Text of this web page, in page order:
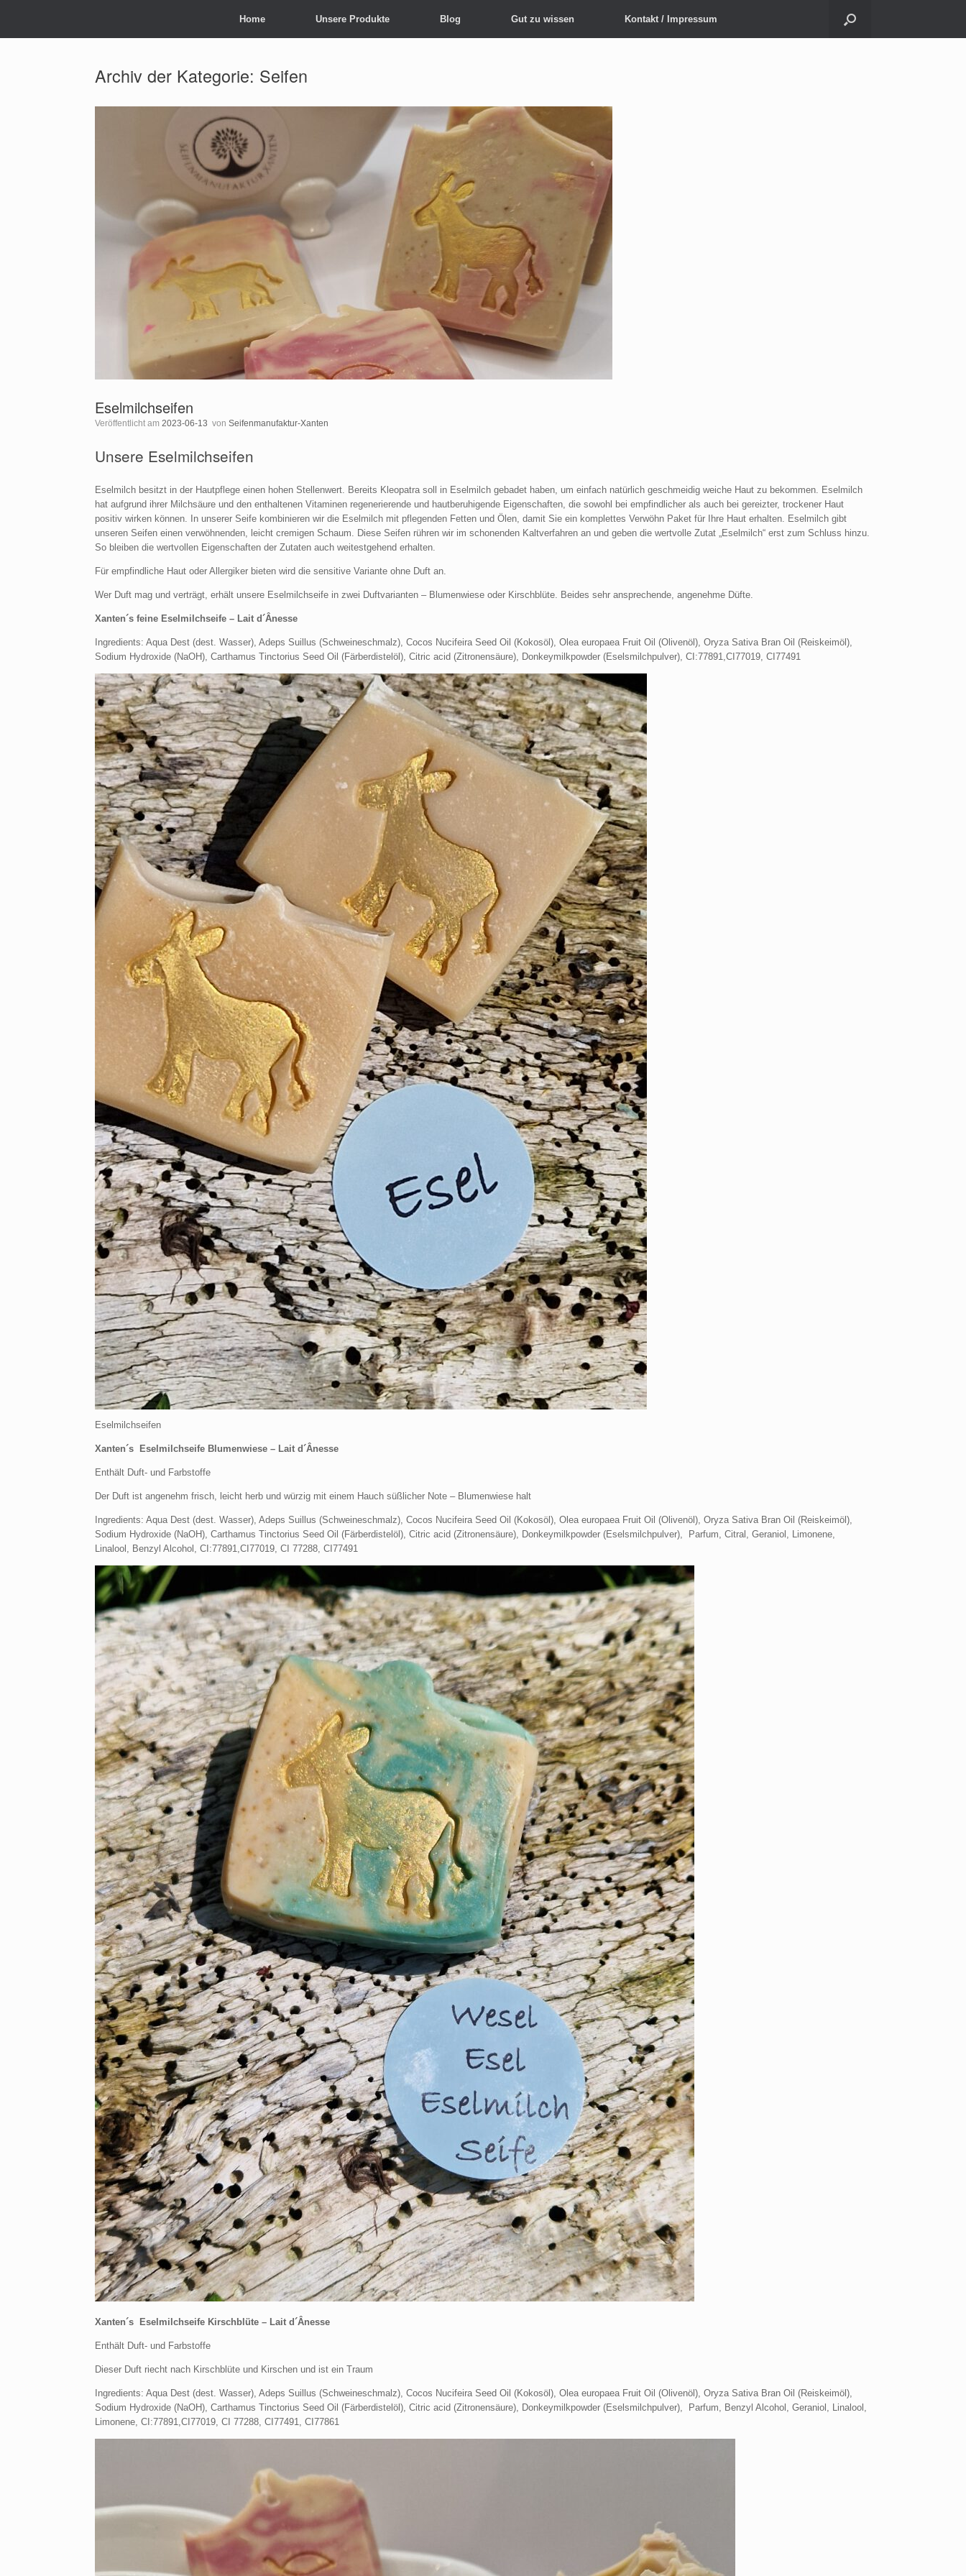
Home Unsere Produkte Blog Gut zu wissen Kontakt / Impressum
Archiv der Kategorie: Seifen
Eselmilchseifen
Veröffentlicht am 2023-06-13 von Seifenmanufaktur-Xanten
Unsere Eselmilchseifen
Eselmilch besitzt in der Hautpflege einen hohen Stellenwert. Bereits Kleopatra soll in Eselmilch gebadet haben, um einfach natürlich geschmeidig weiche Haut zu bekommen. Eselmilch
hat aufgrund ihrer Milchsäure und den enthaltenen Vitaminen regenerierende und hautberuhigende Eigenschaften, die sowohl bei empfindlicher als auch bei gereizter, trockener Haut
positiv wirken können. In unserer Seife kombinieren wir die Eselmilch mit pflegenden Fetten und Ölen, damit Sie ein komplettes Verwöhn Paket für Ihre Haut erhalten. Eselmilch gibt
unseren Seifen einen verwöhnenden, leicht cremigen Schaum. Diese Seifen rühren wir im schonenden Kaltverfahren an und geben die wertvolle Zutat „Eselmilch“ erst zum Schluss hinzu.
So bleiben die wertvollen Eigenschaften der Zutaten auch weitestgehend erhalten.
Für empfindliche Haut oder Allergiker bieten wird die sensitive Variante ohne Duft an.
Wer Duft mag und verträgt, erhält unsere Eselmilchseife in zwei Duftvarianten – Blumenwiese oder Kirschblüte. Beides sehr ansprechende, angenehme Düfte.
Xanten´s feine Eselmilchseife – Lait d´Ânesse
Ingredients: Aqua Dest (dest. Wasser), Adeps Suillus (Schweineschmalz), Cocos Nucifeira Seed Oil (Kokosöl), Olea europaea Fruit Oil (Olivenöl), Oryza Sativa Bran Oil (Reiskeimöl),
Sodium Hydroxide (NaOH), Carthamus Tinctorius Seed Oil (Färberdistelöl), Citric acid (Zitronensäure), Donkeymilkpowder (Eselsmilchpulver), CI:77891,CI77019, CI77491
Eselmilchseifen
Xanten´s Eselmilchseife Blumenwiese – Lait d´Ânesse
Enthält Duft- und Farbstoffe
Der Duft ist angenehm frisch, leicht herb und würzig mit einem Hauch süßlicher Note – Blumenwiese halt
Ingredients: Aqua Dest (dest. Wasser), Adeps Suillus (Schweineschmalz), Cocos Nucifeira Seed Oil (Kokosöl), Olea europaea Fruit Oil (Olivenöl), Oryza Sativa Bran Oil (Reiskeimöl),
Sodium Hydroxide (NaOH), Carthamus Tinctorius Seed Oil (Färberdistelöl), Citric acid (Zitronensäure), Donkeymilkpowder (Eselsmilchpulver), Parfum, Citral, Geraniol, Limonene,
Linalool, Benzyl Alcohol, CI:77891,CI77019, CI 77288, CI77491
Xanten´s Eselmilchseife Kirschblüte – Lait d´Ânesse
Enthält Duft- und Farbstoffe
Dieser Duft riecht nach Kirschblüte und Kirschen und ist ein Traum
Ingredients: Aqua Dest (dest. Wasser), Adeps Suillus (Schweineschmalz), Cocos Nucifeira Seed Oil (Kokosöl), Olea europaea Fruit Oil (Olivenöl), Oryza Sativa Bran Oil (Reiskeimöl),
Sodium Hydroxide (NaOH), Carthamus Tinctorius Seed Oil (Färberdistelöl), Citric acid (Zitronensäure), Donkeymilkpowder (Eselsmilchpulver), Parfum, Benzyl Alcohol, Geraniol, Linalool,
Limonene, CI:77891,CI77019, CI 77288, CI77491, CI77861